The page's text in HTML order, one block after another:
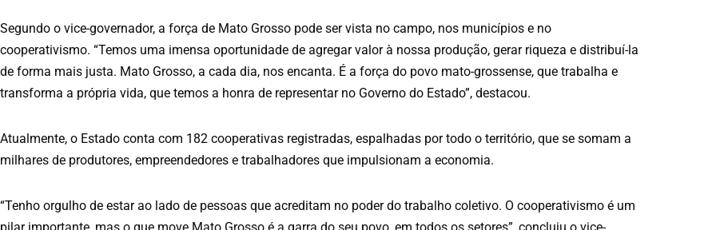
Segundo o vice-governador, a força de Mato Grosso pode ser vista no campo, nos municípios e no
cooperativismo. “Temos uma imensa oportunidade de agregar valor à nossa produção, gerar riqueza e distribuí-la
de forma mais justa. Mato Grosso, a cada dia, nos encanta. É a força do povo mato-grossense, que trabalha e
transforma a própria vida, que temos a honra de representar no Governo do Estado”, destacou.
Atualmente, o Estado conta com 182 cooperativas registradas, espalhadas por todo o território, que se somam a
milhares de produtores, empreendedores e trabalhadores que impulsionam a economia.
“Tenho orgulho de estar ao lado de pessoas que acreditam no poder do trabalho coletivo. O cooperativismo é um